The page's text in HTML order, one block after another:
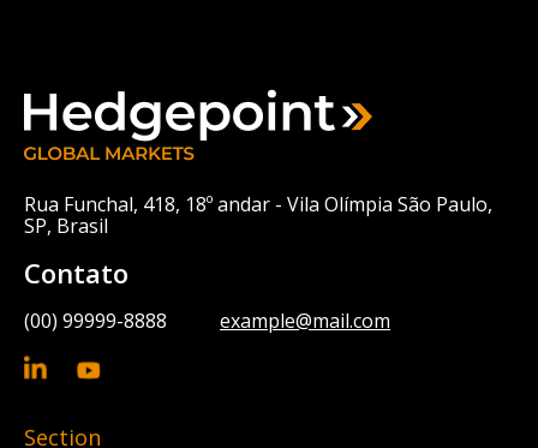
Rua Funchal, 418, 18º andar - Vila Olímpia São Paulo,
SP, Brasil
Contato
(00) 99999-8888 example@mail.com
Section